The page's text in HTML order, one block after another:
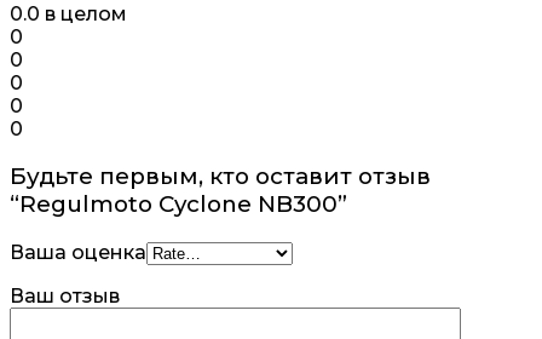
0.0 в целом
0
0
0
0
0
Будьте первым, кто оставит отзыв
“Regulmoto Cyclone NB300”
Ваша оценка
Ваш отзыв